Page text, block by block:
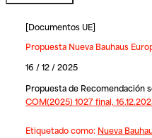
[Documentos UE]
Propuesta Nueva Bauhaus
16 / 12 / 2025
Propuesta de Recomendación
COM(2025) 1027 final,
Etiquetado como: Nueva